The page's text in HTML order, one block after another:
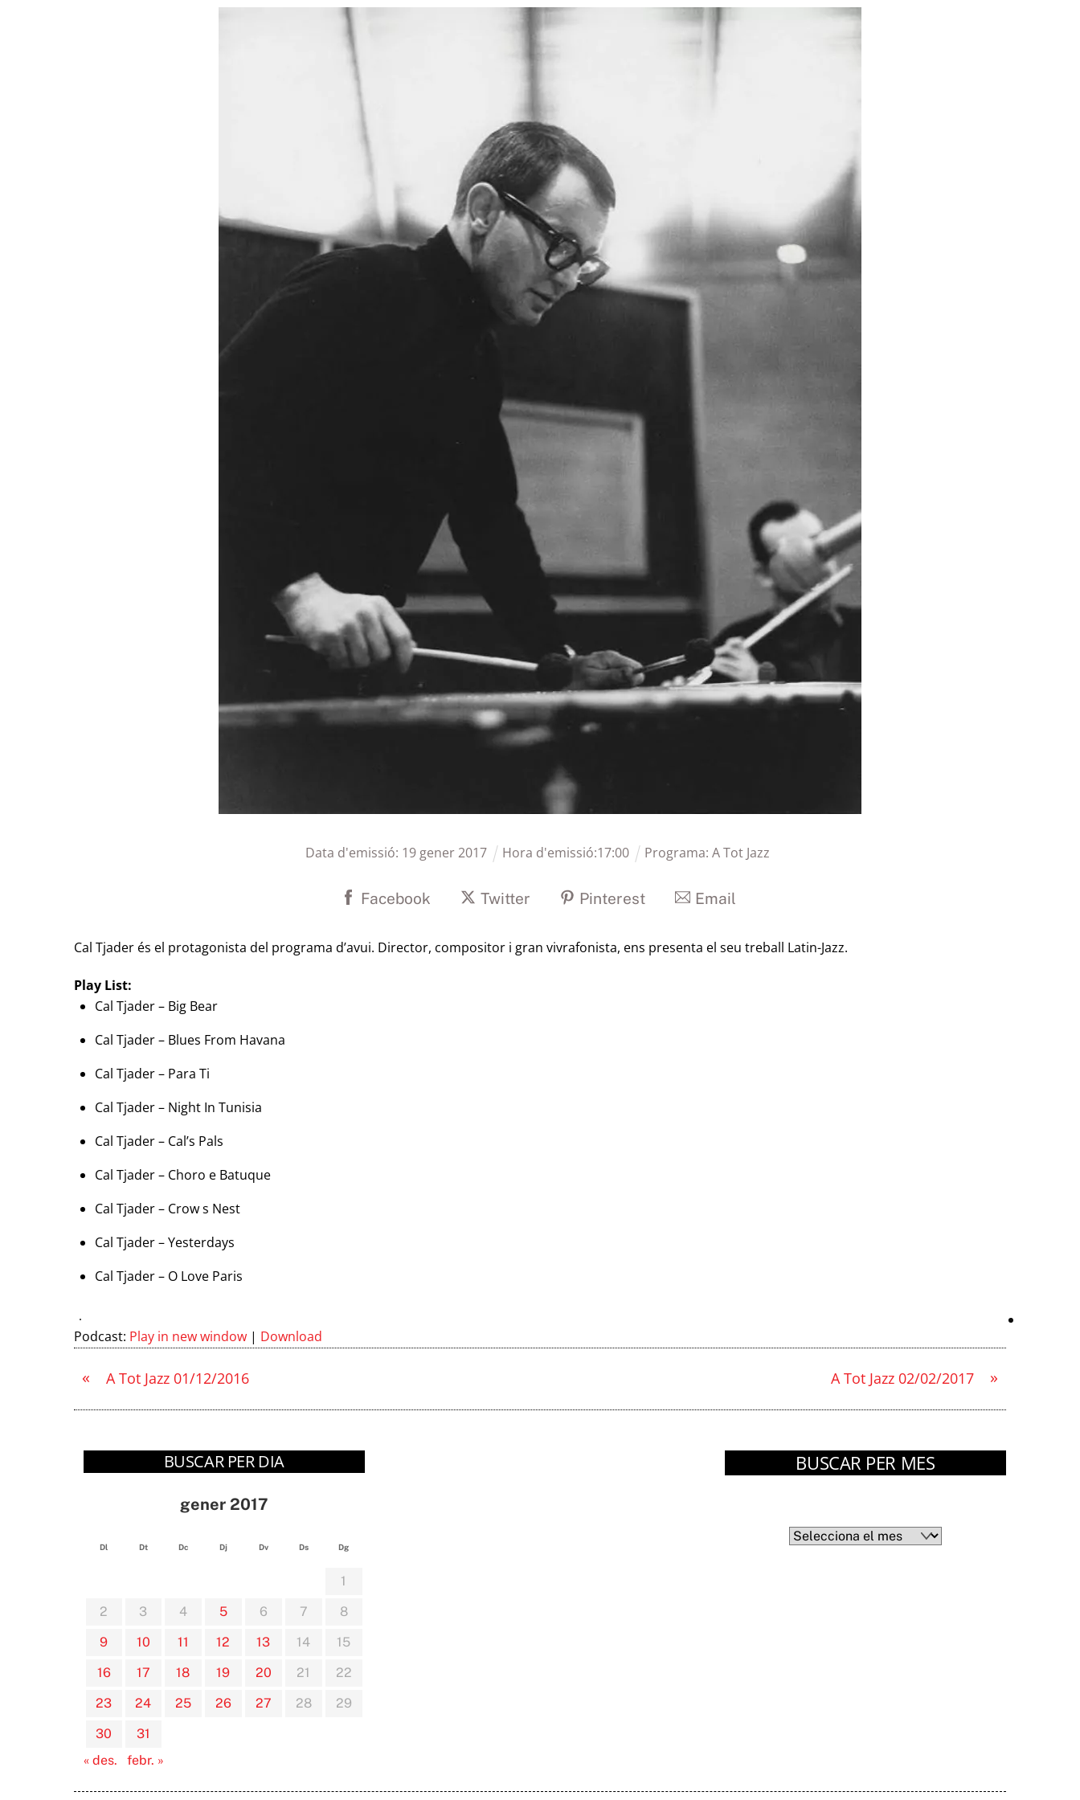
Data d'emissió: 19 gener2017 Hora d'emissió:17:00 Programa: A Tot Jazz
Facebook Twitter Pinterest Email
Cal Tjader és el protagonista del programa d’avui. Director, compositor i gran vivrafonista, ens presenta el seu treball Latin-Jazz.
Play List:
Cal Tjader – Big Bear
Cal Tjader – Blues From Havana
Cal Tjader – Para Ti
Cal Tjader – Night In Tunisia
Cal Tjader – Cal’s Pals
Cal Tjader – Choro e Batuque
Cal Tjader – Crow s Nest
Cal Tjader – Yesterdays
Cal Tjader – O Love Paris
Podcast: Play in new window | Download
« A Tot Jazz 01/12/2016 »
A Tot Jazz 02/02/2017
BUSCAR PER DIA
gener 2017
Dl Dt Dc Dj Dv Ds Dg
1
2
3 4 5 6 7
8
9
10 11 12 13 14
15
16
17 18 19 20 21
22
23
24 25 26 27 28
29
30
31
« des.
febr. »
BUSCAR PER MES
Arxius